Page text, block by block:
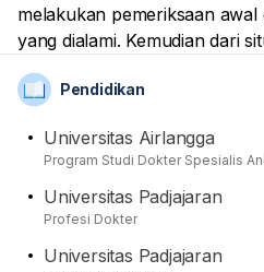
melakukan pemeriksaan
yang dialami. Kemudian dari
tindakan apa yang
anjuran kesehatan ke
namanya juga terdaftar
Dokter Indonesia (IDI) dan
Spesialis Andrologi Indonesia
penanda tenaga kesehatan
Pendidikan
Universitas Airlangga
Program Studi Dokter Spesialis
Universitas Padjajaran
Profesi Dokter
Universitas Padjajaran